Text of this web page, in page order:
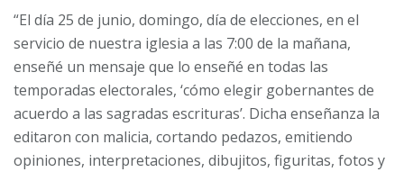
“El día 25 de junio, domingo, día de elecciones, en el
servicio de nuestra iglesia a las 7:00 de la mañana,
enseñé un mensaje que lo enseñé en todas las
temporadas electorales, ‘cómo elegir gobernantes de
acuerdo a las sagradas escrituras’. Dicha enseñanza la
editaron con malicia, cortando pedazos, emitiendo
opiniones, interpretaciones, dibujitos, figuritas, fotos y